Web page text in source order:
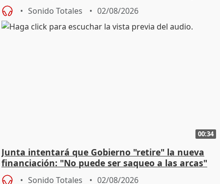
Sonido Totales 02/08/2026
00:34
Junta intentará que Gobierno "retire" la nueva
financiación: "No puede ser saqueo a las arcas"
Sonido Totales 02/08/2026